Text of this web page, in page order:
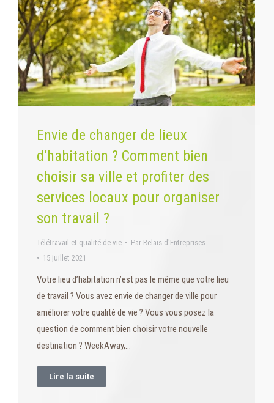
Envie de changer de lieux
d’habitation ? Comment bien
choisir sa ville et profiter des
services locaux pour organiser
son travail ?
Télétravail et qualité de vie Par Relais d'Entreprises
15 juillet 2021
Votre lieu d’habitation n’est pas le même que votre lieu
de travail ? Vous avez envie de changer de ville pour
améliorer votre qualité de vie ? Vous vous posez la
question de comment bien choisir votre nouvelle
destination ? WeekAway,…
Lire la suite